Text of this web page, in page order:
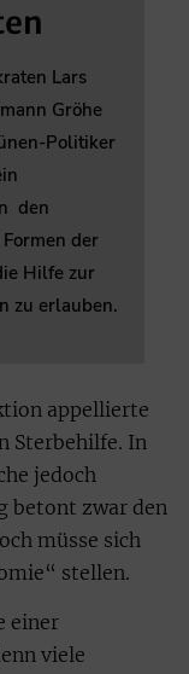
Lars
Gröhe
Politiker
den
der
Hilfe zur
zu erlauben.
appellierte
Sterbehilfe. In
jedoch
betont zwar den
müsse sich
stellen.
einer
viele